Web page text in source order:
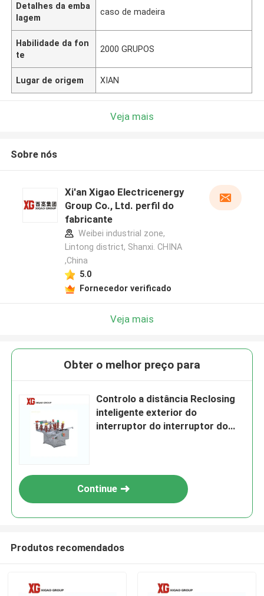
Detalhes da emba
lagem
caso de madeira
Habilidade da fon
te
2000 GRUPOS
Lugar de origem XIAN
Veja mais
Sobre nós
Xi'an Xigao Electricenergy
Group Co., Ltd. perfil do
fabricante
Weibei industrial zone,
Lintong district, Shanxi. CHINA
,China
5.0
Fornecedor verificado
Veja mais
Obter o melhor preço para
Controlo a distância Reclosing
inteligente exterior do
interruptor do interruptor do
Continue
Produtos recomendados